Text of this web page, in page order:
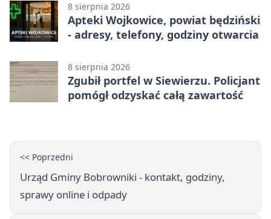
8 sierpnia 2026
Apteki Wojkowice, powiat będziński
- adresy, telefony, godziny otwarcia
8 sierpnia 2026
Zgubił portfel w Siewierzu. Policjant
pomógł odzyskać całą zawartość
<< Poprzedni
Urząd Gminy Bobrowniki - kontakt, godziny,
sprawy online i odpady